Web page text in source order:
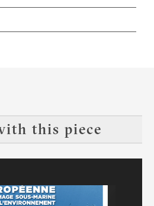
this piece